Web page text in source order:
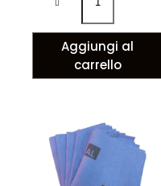
Aggiungi al
carrello